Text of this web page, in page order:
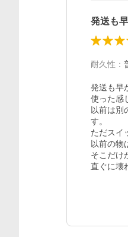
発送も
耐久性 ：
発送も早
使った感
以前は別
す。
ただスイ
以前の物
そこだけ
直ぐに壊